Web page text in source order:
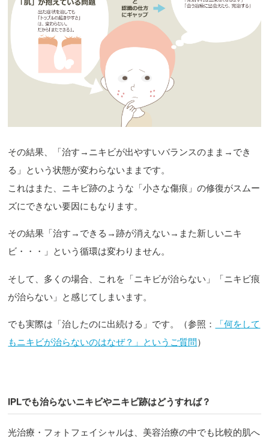
その結果、「治す→ニキビが出やすいバランスのまま→でき
る」という状態が変わらないままです。
これはまた、ニキビ跡のような「小さな傷痕」の修復がスムー
ズにできない要因にもなります。
その結果「治す→できる→跡が消えない→また新しいニキ
ビ・・・」という循環は変わりません。
そして、多くの場合、これを「ニキビが治らない」「ニキビ痕
が治らない」と感じてしまいます。
でも実際は「治したのに出続ける」です。（参照：
「何をして
もニキビが治らないのはなぜ？」というご質問 ）
IPLでも治らないニキビやニキビ跡はどうすれば？
光治療・フォトフェイシャルは、美容治療の中でも比較的肌へ